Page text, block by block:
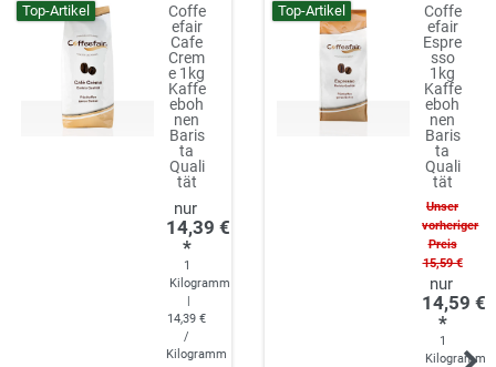
Top-Artikel
Coffe
efair
Cafe
Crem
e 1kg
Kaffe
eboh
nen
Baris
ta
Quali
tät
14,39 €
*
1
Kilogramm
|
14,39 €
/
Kilogramm
Top-Artikel
Coffe
efair
Espre
sso
1kg
Kaffe
eboh
nen
Baris
ta
Quali
tät
Unser
vorheriger
Preis
15,59 €
14,59 €
*
1
Kilogramm